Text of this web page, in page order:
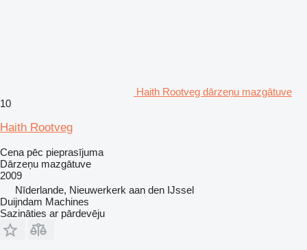
Haith Rootveg dārzeņu mazgātuve
10
Haith Rootveg
Cena pēc pieprasījuma
Dārzeņu mazgātuve
2009
Nīderlande, Nieuwerkerk aan den IJssel
Duijndam Machines
Sazināties ar pārdevēju